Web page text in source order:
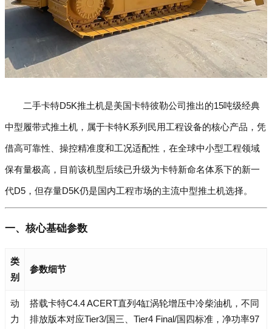
二手卡特D5K推土机是美国卡特彼勒公司推出的15吨级经典
中型履带式推土机，属于卡特K系列民用工程设备的核心产品，凭
借高可靠性、操控精准度和工况适配性，在全球中小型工程领域
保有量极高，目前该机型后续已升级为卡特新命名体系下的新一
代D5，但存量D5K仍是国内工程市场的主流中型推土机选择。
一、核心基础参数
类
别
参数细节
动
力
搭载卡特C4.4 ACERT直列4缸涡轮增压中冷柴油机，不同
排放版本对应Tier3/国三、Tier4 Final/国四标准，净功率97